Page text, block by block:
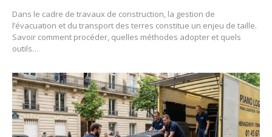
Dans le cadre de travaux de construction, la gestion de
l’évacuation et du transport des terres constitue un enjeu de taille.
Savoir comment procéder, quelles méthodes adopter et quels
outils…